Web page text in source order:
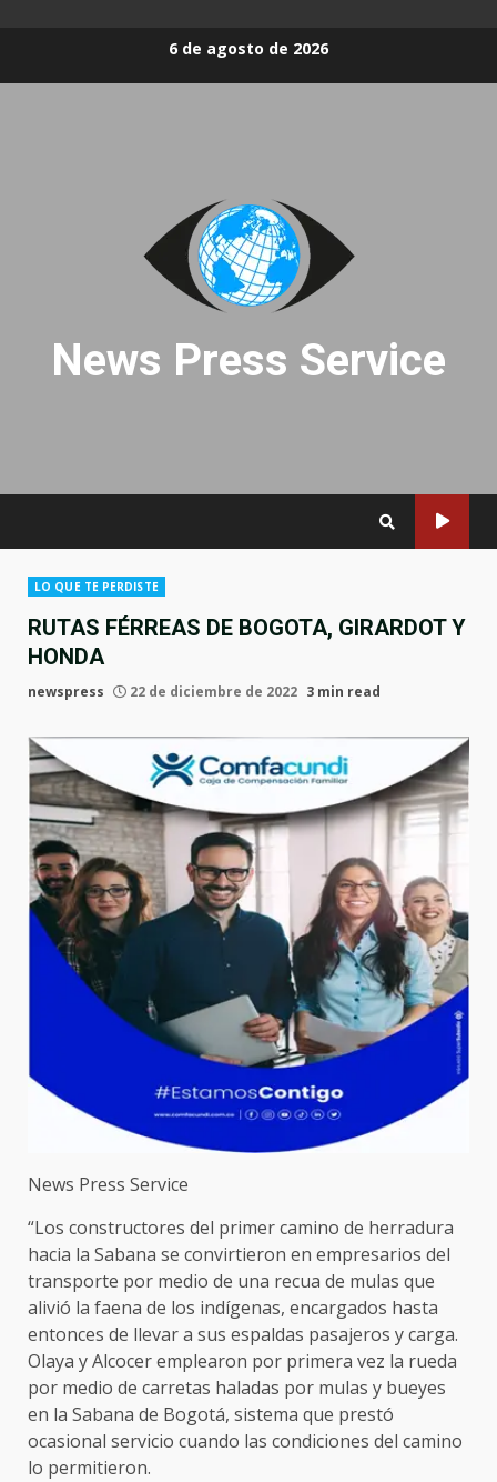
6 de agosto de 2026
News Press Service
LO QUE TE PERDISTE
RUTAS FÉRREAS DE BOGOTA, GIRARDOT Y
HONDA
newspress 22 de diciembre de 2022 3 min read
News Press Service
“Los constructores del primer camino de herradura
hacia la Sabana se convirtieron en empresarios del
transporte por medio de una recua de mulas que
alivió la faena de los indígenas, encargados hasta
entonces de llevar a sus espaldas pasajeros y carga.
Olaya y Alcocer emplearon por primera vez la rueda
por medio de carretas haladas por mulas y bueyes
en la Sabana de Bogotá, sistema que prestó
ocasional servicio cuando las condiciones del camino
lo permitieron.